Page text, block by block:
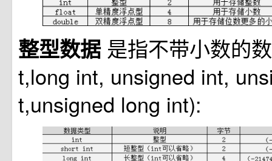
整型数据 是指不带小数的
t,long int, unsigned int,
t,unsigned long int):